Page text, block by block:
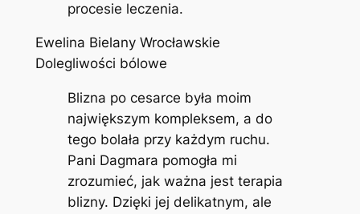
procesie leczenia.
Ewelina Bielany Wrocławskie
Dolegliwości bólowe
Blizna po cesarce była moim
największym kompleksem, a do
tego bolała przy każdym ruchu.
Pani Dagmara pomogła mi
zrozumieć, jak ważna jest terapia
blizny. Dzięki jej delikatnym, ale